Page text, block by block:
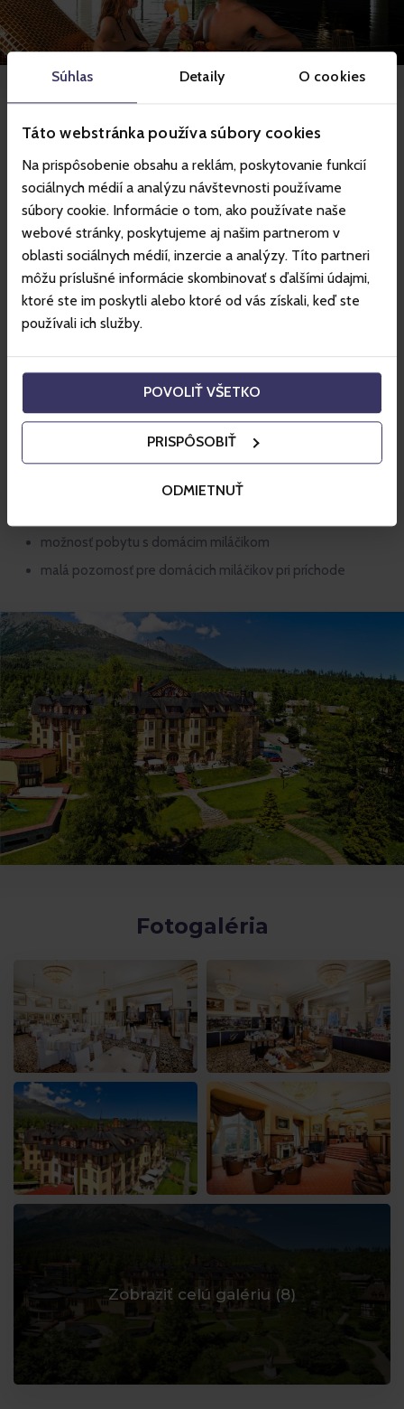
Súhlas Detaily O cookies
Táto webstránka používa súbory cookies
Na prispôsobenie obsahu a reklám, poskytovanie funkcií
sociálnych médií a analýzu návštevnosti používame
súbory cookie. Informácie o tom, ako používate naše
webové stránky, poskytujeme aj našim partnerom v
oblasti sociálnych médií, inzercie a analýzy. Títo partneri
môžu príslušné informácie skombinovať s ďalšími údajmi,
ktoré ste im poskytli alebo ktoré od vás získali, keď ste
používali ich služby.
POVOLIŤ VŠETKO
PRISPÔSOBIŤ
ODMIETNUŤ
Vybavenie
Okrem nasledovných spomenutých sme pripravení
vyjsť v ústrety aj Vašim individuálnym prianiam.
Výhody Grandhotela Starý Smokovec ****
room service 7:00 – 21:30
Wi-Fi pripojenie na internet v hoteli aj na izbách
parkovisko podľa dostupnosti, hotel negarantuje
dostupnosť parkovacích miest pre všetkých hostí,
laundry service – pranie a žehlenie
predaj šperkov na recepcii
možnosť pobytu s domácim miláčikom
malá pozornosť pre domácich miláčikov pri príchode
Fotogaléria
Zobraziť celú galériu (8)